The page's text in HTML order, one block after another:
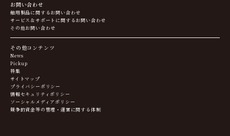
お問い合わせ
舶用製品に関するお問い合わせ
サービス＆サポートに関するお問い合わせ
その他お問い合わせ
その他コンテンツ
News
Pickup
特集
サイトマップ
プライバシーポリシー
情報セキュリティポリシー
ソーシャルメディアポリシー
競争的資金等の管理・運営に関する体制